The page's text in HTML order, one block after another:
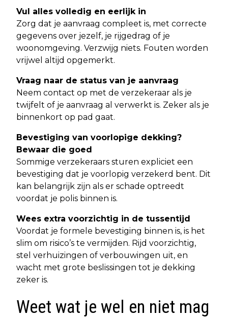
Vul alles volledig en eerlijk in
Zorg dat je aanvraag compleet is, met correcte
gegevens over jezelf, je rijgedrag of je
woonomgeving. Verzwijg niets. Fouten worden
vrijwel altijd opgemerkt.
Vraag naar de status van je aanvraag
Neem contact op met de verzekeraar als je
twijfelt of je aanvraag al verwerkt is. Zeker als je
binnenkort op pad gaat.
Bevestiging van voorlopige dekking?
Bewaar die goed
Sommige verzekeraars sturen expliciet een
bevestiging dat je voorlopig verzekerd bent. Dit
kan belangrijk zijn als er schade optreedt
voordat je polis binnen is.
Wees extra voorzichtig in de tussentijd
Voordat je formele bevestiging binnen is, is het
slim om risico’s te vermijden. Rijd voorzichtig,
stel verhuizingen of verbouwingen uit, en
wacht met grote beslissingen tot je dekking
zeker is.
Weet wat je wel en niet mag